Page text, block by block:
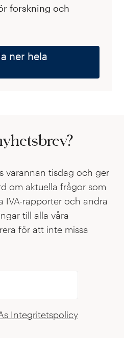
forskning och
ner hela
varannan tisdag och ger
om aktuella frågor som
IVA-rapporter och andra
till alla våra
för att inte missa
Integritetspolicy